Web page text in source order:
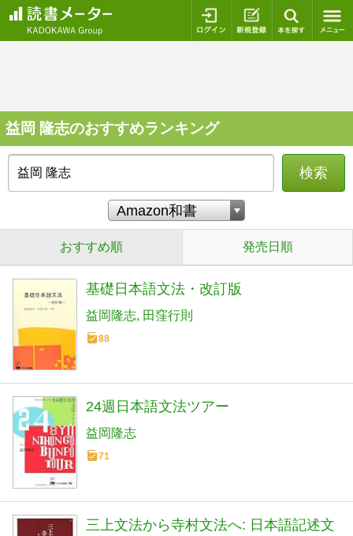
ログイン 新規登録
益岡 隆志のおすすめランキング
検索
おすすめ順 発売日順
基礎日本語文法・改訂版
益岡隆志 田窪行則
88
24週日本語文法ツアー
益岡隆志
71
三上文法から寺村文法へ: 日本語記述文